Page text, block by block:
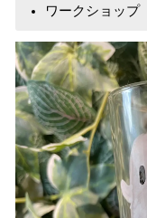
ワークショップ